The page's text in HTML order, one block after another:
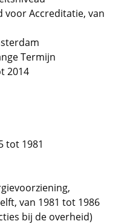
voor Accreditatie, van
Termijn
2014
tot 1981
van 1981 tot 1986
bij de overheid)